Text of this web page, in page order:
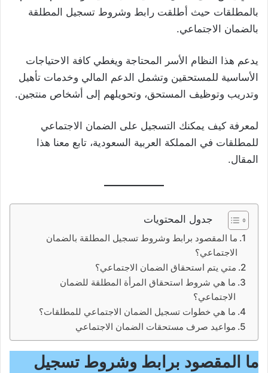
بالمطلقات حيث أطلقت رابط وشروط تسجيل المطلقة
بالضمان الاجتماعي.
يدعم هذا النظام الأسر المحتاجة ويغطي كافة الاحتياجات
الأساسية للمستحقين وتشمل الدعم المالي وخدمات تأهيل
وتدريب وتوظيف المستحق، وتحويلهم إلى أشخاص منتجين.
لمعرفة كيف يمكنك التسجيل على الضمان الاجتماعي
للمطلقات في المملكة العربية السعودية، تابع معنا هذا
المقال.
جدول المحتويات
ما المقصود برابط وشروط تسجيل المطلقة بالضمان
الاجتماعي؟
متي يتم استحقاق الضمان الاجتماعي؟
ما هي شروط استحقاق المرأة المطلقة للضمان
الاجتماعي؟
ما هي خطوات تسجيل الضمان الاجتماعي للمطلقات؟
مواعيد صرف مستحقات الضمان الاجتماعي
ما المقصود برابط وشروط تسجيل